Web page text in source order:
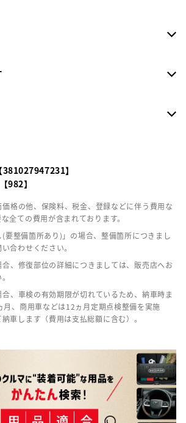
】
982】
格の他、保険料、税金、登録などに伴う費用な
全ての費用が含まれております。
要整備箇所あり)」の場合、整備箇所につきまし
合わせください。
、修復部位の詳細につきましては、販売店へお
、車検の有効期限が切れているため、納車時ま
月、商用車などは12ヵ月定期点検整備を実施
車します（費用は支払総額に含む）。